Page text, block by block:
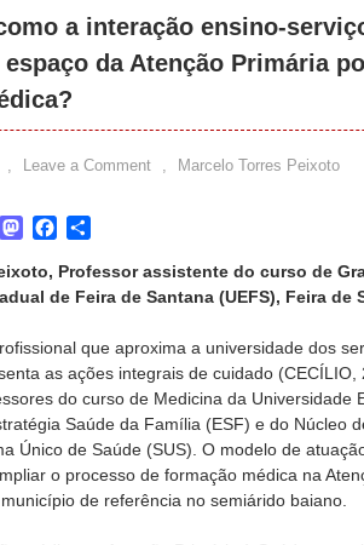
a interação ensino-
da Atenção Primária
, Leave a Comment , Marcelo Torres Peixoto
BlueskyMastodonFacebook
Professor assistente do curso de
de Feira de Santana (UEFS), Feira de
que aproxima a universidade dos
as ações integrais de cuidado (CECÍLIO,
do curso de Medicina da Universidade
Saúde da Família (ESF) e do Núcleo
Único de Saúde (SUS). O modelo de
o processo de formação médica na
de referência no semiárido baiano.